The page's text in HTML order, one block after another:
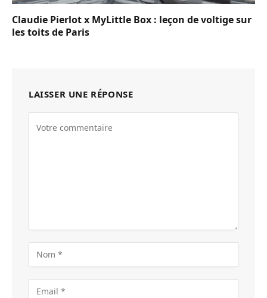
Claudie Pierlot x MyLittle Box : leçon de voltige sur
les toits de Paris
LAISSER UNE RÉPONSE